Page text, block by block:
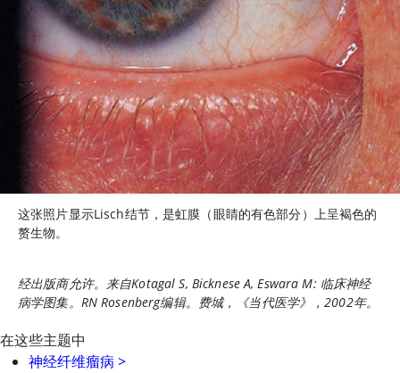
这张照片显示Lisch结节，是虹膜（眼睛的有色部分）上呈褐色的
赘生物。
经出版商允许。来自Kotagal S, Bicknese A, Eswara M: 临床神经
病学图集。RN Rosenberg编辑。费城，《当代医学》，2002年。
在这些主题中
神经纤维瘤病 >